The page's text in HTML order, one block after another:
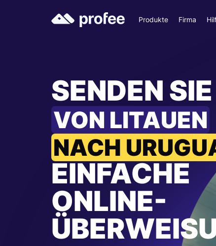
Produkte Firma
SENDEN
VON LITAUEN
NACH
EINFACHE
ONLINE-